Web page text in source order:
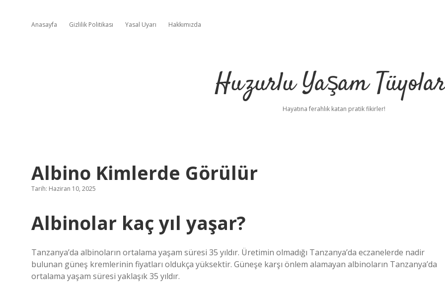
Anasayfa Gizlilik Politikası Yasal Uyarı Hakkımızda
Huzurlu Yaşam
Hayatına ferahlık katan pratik fikirler!
Albino Kimlerde Görülür
Tarih: Haziran 10, 2025
Albinolar kaç yıl yaşar?
Tanzanya’da albinoların ortalama yaşam süresi 35 yıldır. Üretimin olmadığı Tanzanya’da eczanelerde nadir
bulunan güneş kremlerinin fiyatları oldukça yüksektir. Güneşe karşı önlem alamayan albinoların Tanzanya’da
ortalama yaşam süresi yaklaşık 35 yıldır.